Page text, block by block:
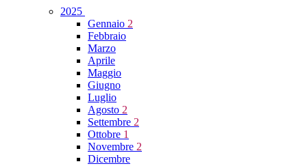
2025
Gennaio 2
Febbraio
Marzo
Aprile
Maggio
Giugno
Luglio
Agosto 2
Settembre 2
Ottobre 1
Novembre 2
Dicembre